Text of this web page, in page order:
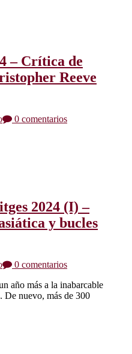
– Crítica de
Reeve
0 comentarios
2024 (I) –
y bucles
0 comentarios
año más a la inabarcable
De nuevo, más de 300